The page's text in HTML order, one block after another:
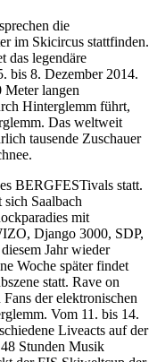
die
im Skicircus stattfinden.
das legendäre
bis 8. Dezember 2014.
Meter langen
Hinterglemm führt,
Das weltweit
tausende Zuschauer
BERGFESTivals statt.
Saalbach
mit
Django 3000, SDP,
Jahr wieder
Woche später findet
statt. Rave on
der elektronischen
Vom 11. bis 14.
Liveacts auf der
Stunden Musik